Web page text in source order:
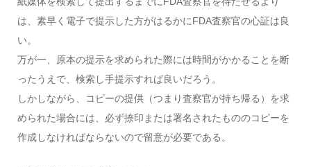
は、素早く電子で提示した方がはるかにFDA査察官の心証は良
い。
万が一、原本の提示を求められた際には時間がかかることを断
ったうえで、検索し手提示すれば良いだろう。
しかしながら、コピーの提供（つまり査察官が持ち帰る）を求
められた場合には、必ず捺印または署名されたもののコピーを
作成しなければならないので留意が必要である。